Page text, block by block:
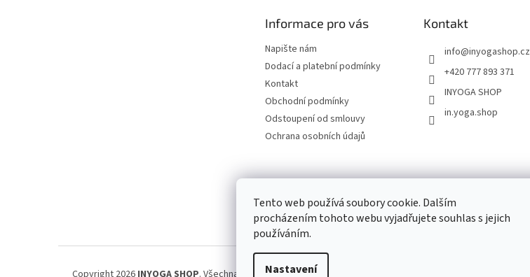
Tento web používá soubory cookie. Dalším
procházením tohoto webu vyjadřujete souhlas s jejich
používáním.
Nastavení
Informace pro vás
Napište nám
Dodací a platební podmínky
Kontakt
Obchodní podmínky
Odstoupení od smlouvy
Ochrana osobních údajů
Kontakt
info@inyogashop.cz
+420 777 893 371
INYOGA SHOP
in.yoga.shop
Kontakt
Copyright 2026 INYOGA SHOP. Všechna práva vyhrazena.Upravit nastavení cookies